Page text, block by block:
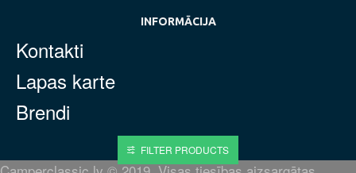
INFORMĀCIJA
Kontakti
Lapas karte
Brendi
FILTER PRODUCTS